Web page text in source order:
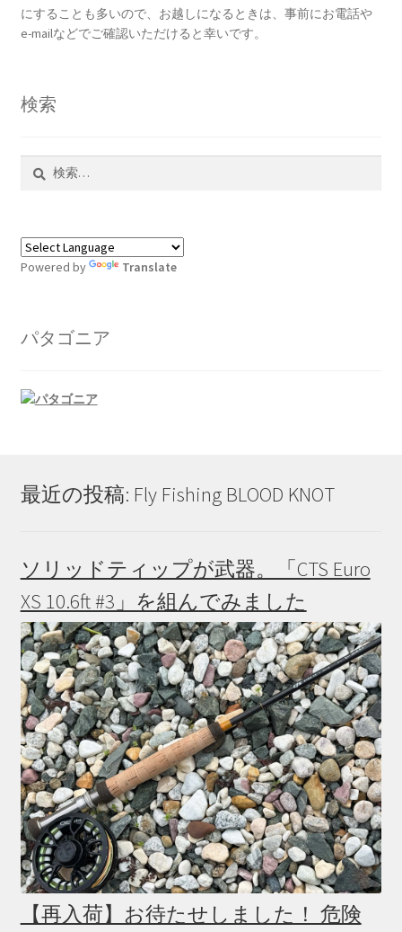
ま
にすることも多いので、お越しになるときは、事前にお電話や
e-mailなどでご確認いただけると幸いです。
検索
Powered by Translate
パタゴニア
最近の投稿: Fly Fishing BLOOD KNOT
ソリッドティップが武器。「CTS Euro
XS 10.6ft #3」を組んでみました
【再入荷】お待たせしました！ 危険